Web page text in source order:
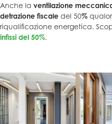
Anche la ventilazione
detrazione fiscale del 50%
riqualificazione energetica.
infissi del 50%.